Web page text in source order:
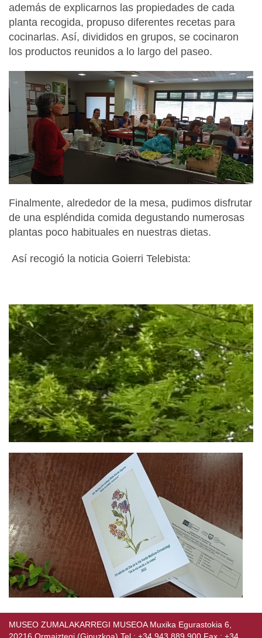
además de explicarnos las propiedades de cada
planta recogida, propuso diferentes recetas para
cocinarlas. Así, divididos en grupos, se cocinaron
los productos reunidos a lo largo del paseo.
Finalmente, alrededor de la mesa, pudimos disfrutar
de una espléndida comida degustando numerosas
plantas poco habituales en nuestras dietas.
Así recogió la noticia Goierri Telebista:
MUSEO ZUMALAKARREGI MUSEOA Muxika Egurastokia 6,